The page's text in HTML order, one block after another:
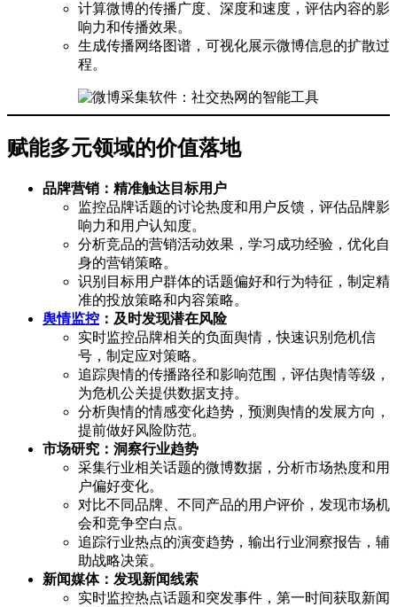
计算微博的传播广度、深度和速度，评估内容的影
响力和传播效果。
生成传播网络图谱，可视化展示微博信息的扩散过
程。
赋能多元领域的价值落地
品牌营销：精准触达目标用户
监控品牌话题的讨论热度和用户反馈，评估品牌影
响力和用户认知度。
分析竞品的营销活动效果，学习成功经验，优化自
身的营销策略。
识别目标用户群体的话题偏好和行为特征，制定精
准的投放策略和内容策略。
舆情监控 ：及时发现潜在风险
实时监控品牌相关的负面舆情，快速识别危机信
号，制定应对策略。
追踪舆情的传播路径和影响范围，评估舆情等级，
为危机公关提供数据支持。
分析舆情的情感变化趋势，预测舆情的发展方向，
提前做好风险防范。
市场研究：洞察行业趋势
采集行业相关话题的微博数据，分析市场热度和用
户偏好变化。
对比不同品牌、不同产品的用户评价，发现市场机
会和竞争空白点。
追踪行业热点的演变趋势，输出行业洞察报告，辅
助战略决策。
新闻媒体：发现新闻线索
实时监控热点话题和突发事件，第一时间获取新闻